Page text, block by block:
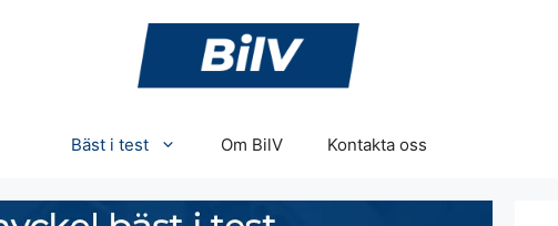
Bäst i test Om BilV Kontakta oss